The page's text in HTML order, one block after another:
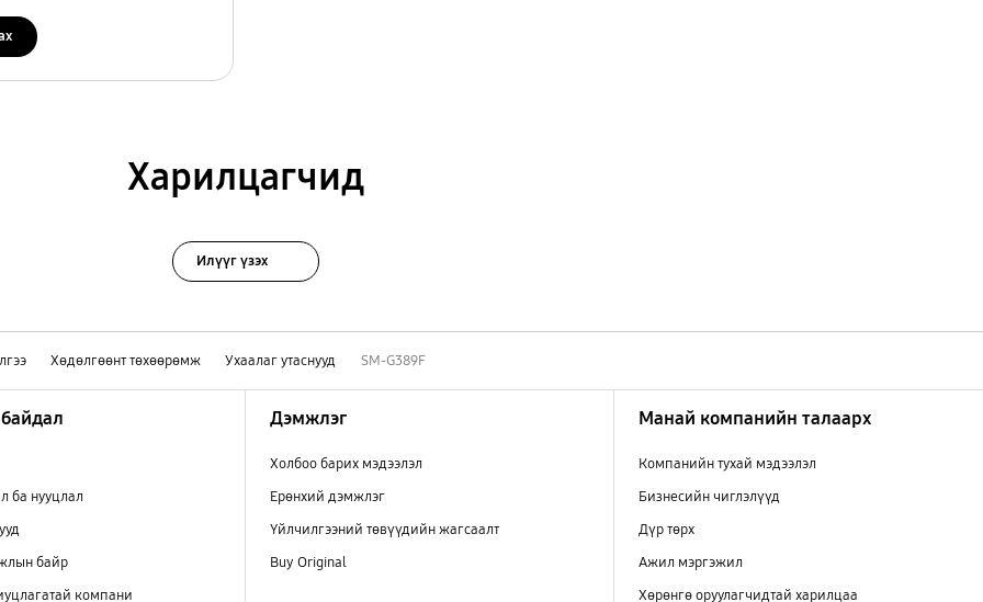
Харилцагчид
Илүүг үзэх
Хөдөлгөөнт төхөөрөмж Ухаалаг утаснууд SM-G389F
ба нууцлал
байр
компани
Дэмжлэг
Холбоо барих мэдээлэл
Ерөнхий дэмжлэг
Үйлчилгээний төвүүдийн жагсаалт
Buy Original
Манай компанийн талаарх
Компанийн тухай мэдээлэл
Бизнесийн чиглэлүүд
Дүр төрх
Ажил мэргэжил
Хөрөнгө оруулагчидтай харилцаа